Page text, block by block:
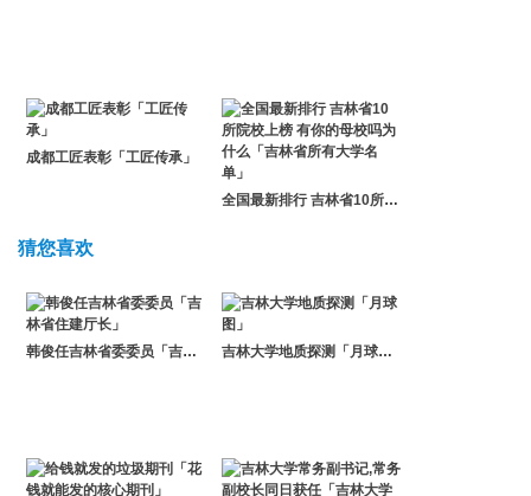
成都工匠表彰「工匠传承」
全国最新排行 吉林省10所院校上榜 有你的母校吗为什么「吉林省所有大学名单」
猜您喜欢
韩俊任吉林省委委员「吉林省住建厅长」 吉林大学地质探测「月球图」